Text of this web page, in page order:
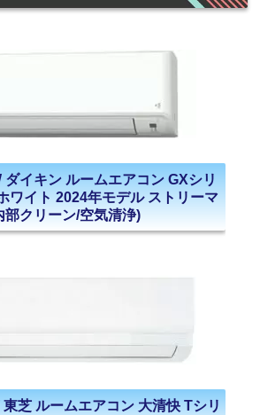
イキン ルームエアコン GXシリ
ワイト 2024年モデル ストリーマ
部クリーン/空気清浄)
芝 ルームエアコン 大清快 Tシリ